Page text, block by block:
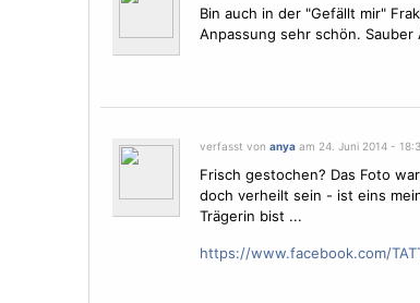
Bin auch in der "Gefällt mir"
Anpassung sehr schön. Sauber
verfasst von anyaam 24. Juni 2014 -
Frisch gestochen? Das Foto
doch verheilt sein - ist eins
Trägerin bist ...
https://www.facebook.com/